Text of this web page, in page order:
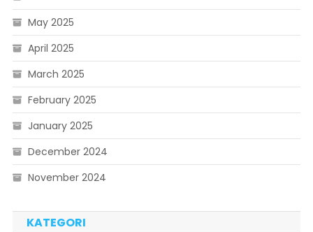
May 2025
April 2025
March 2025
February 2025
January 2025
December 2024
November 2024
KATEGORI